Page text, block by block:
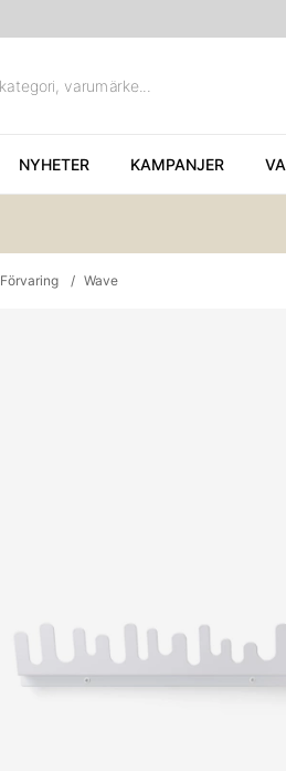
NYHETER KAMPANJER
Förvaring Wave